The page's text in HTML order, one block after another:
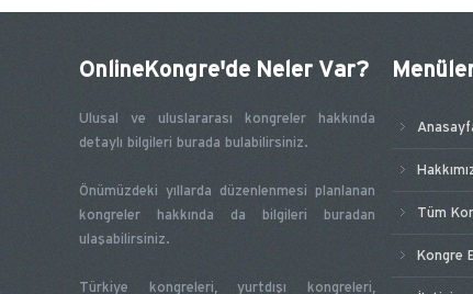
OnlineKongre'de Neler Var?
Ulusal ve uluslararası kongreler hakkında
detaylı bilgileri burada bulabilirsiniz.
Önümüzdeki yıllarda düzenlenmesi planlanan
kongreler hakkında da bilgileri buradan
ulaşabilirsiniz.
Türkiye kongreleri, yurtdışı kongreleri,
Tüm
Kongre